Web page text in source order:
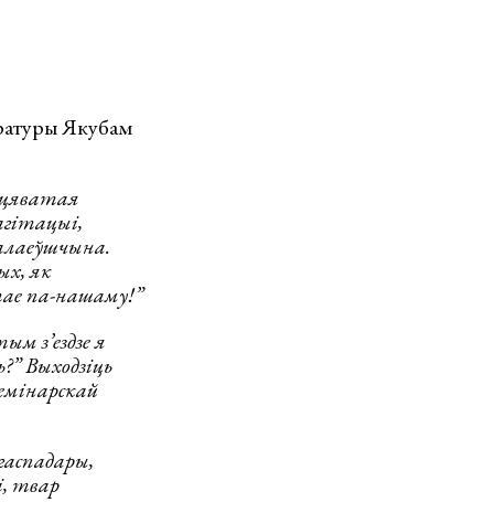
Якубам
як
па-нашаму!”
з’ездзе я
Выходзіць
твар